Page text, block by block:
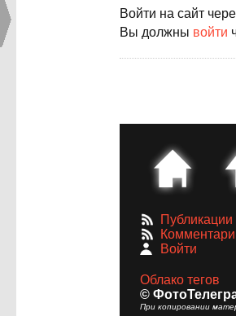
Войти на сайт
Вы должны войти
Публикации
Войти
Облако тегов
©
При копировании